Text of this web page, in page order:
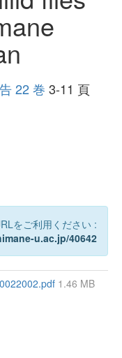
22 巻 3-11 頁
をご利用ください :
u.ac.jp/40642
1.46 MB